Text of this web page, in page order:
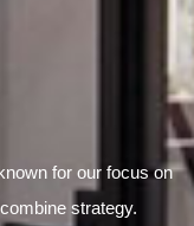
for our focus on
strategy.